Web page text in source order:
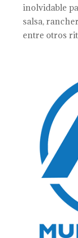
inolvidable
salsa,
entre otros